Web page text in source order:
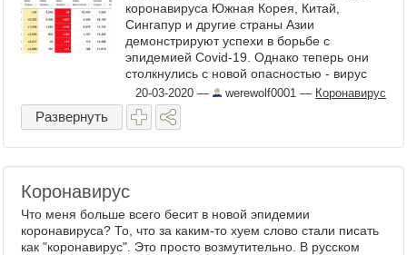
коронавируса Южная Корея, Китай,
Сингапур и другие страны Азии
демонстрируют успехи в борьбе с
эпидемией Covid-19. Однако теперь они
столкнулись с новой опасностью - вирус
могут завезти из Европы и США. Общая
ситуация с коронавирусом в азиатских ...
20-03-2020 — werewolf0001 — Коронавирус
Развернуть
Коронавирус
Что меня больше всего бесит в новой эпидемии
коронавируса? То, что за каким-то хуем слово стали писать
как "коронавирус". Это просто возмутительно. В русском